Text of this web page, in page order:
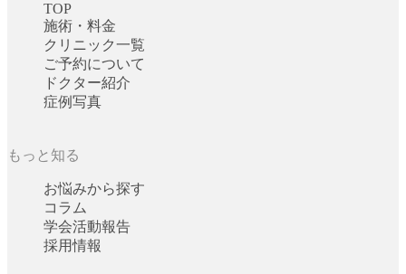
TOP
施術・料金
クリニック一覧
ご予約について
ドクター紹介
症例写真
もっと知る
お悩みから探す
コラム
学会活動報告
採用情報